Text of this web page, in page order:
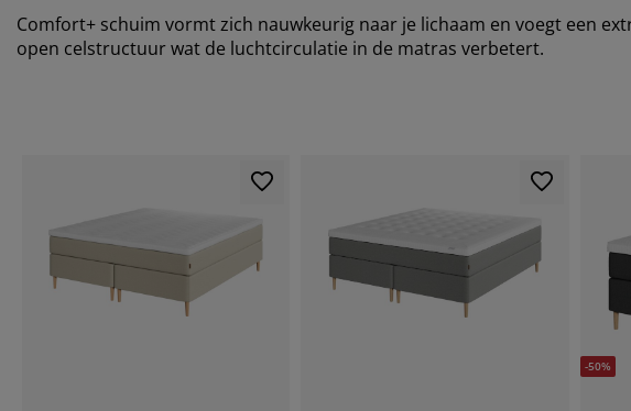
Comfort+ schuim vormt zich nauwkeurig naar je lichaam en voegt een
open celstructuur wat de luchtcirculatie in de matras verbetert.
-50%